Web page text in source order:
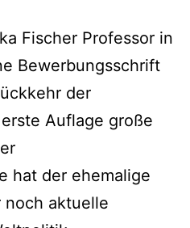
Fischer Professor in
Bewerbungsschrift
der
Auflage große
hat der ehemalige
noch aktuelle